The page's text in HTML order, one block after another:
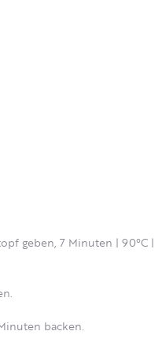
geben, 7 Minuten | 90°C |
backen.